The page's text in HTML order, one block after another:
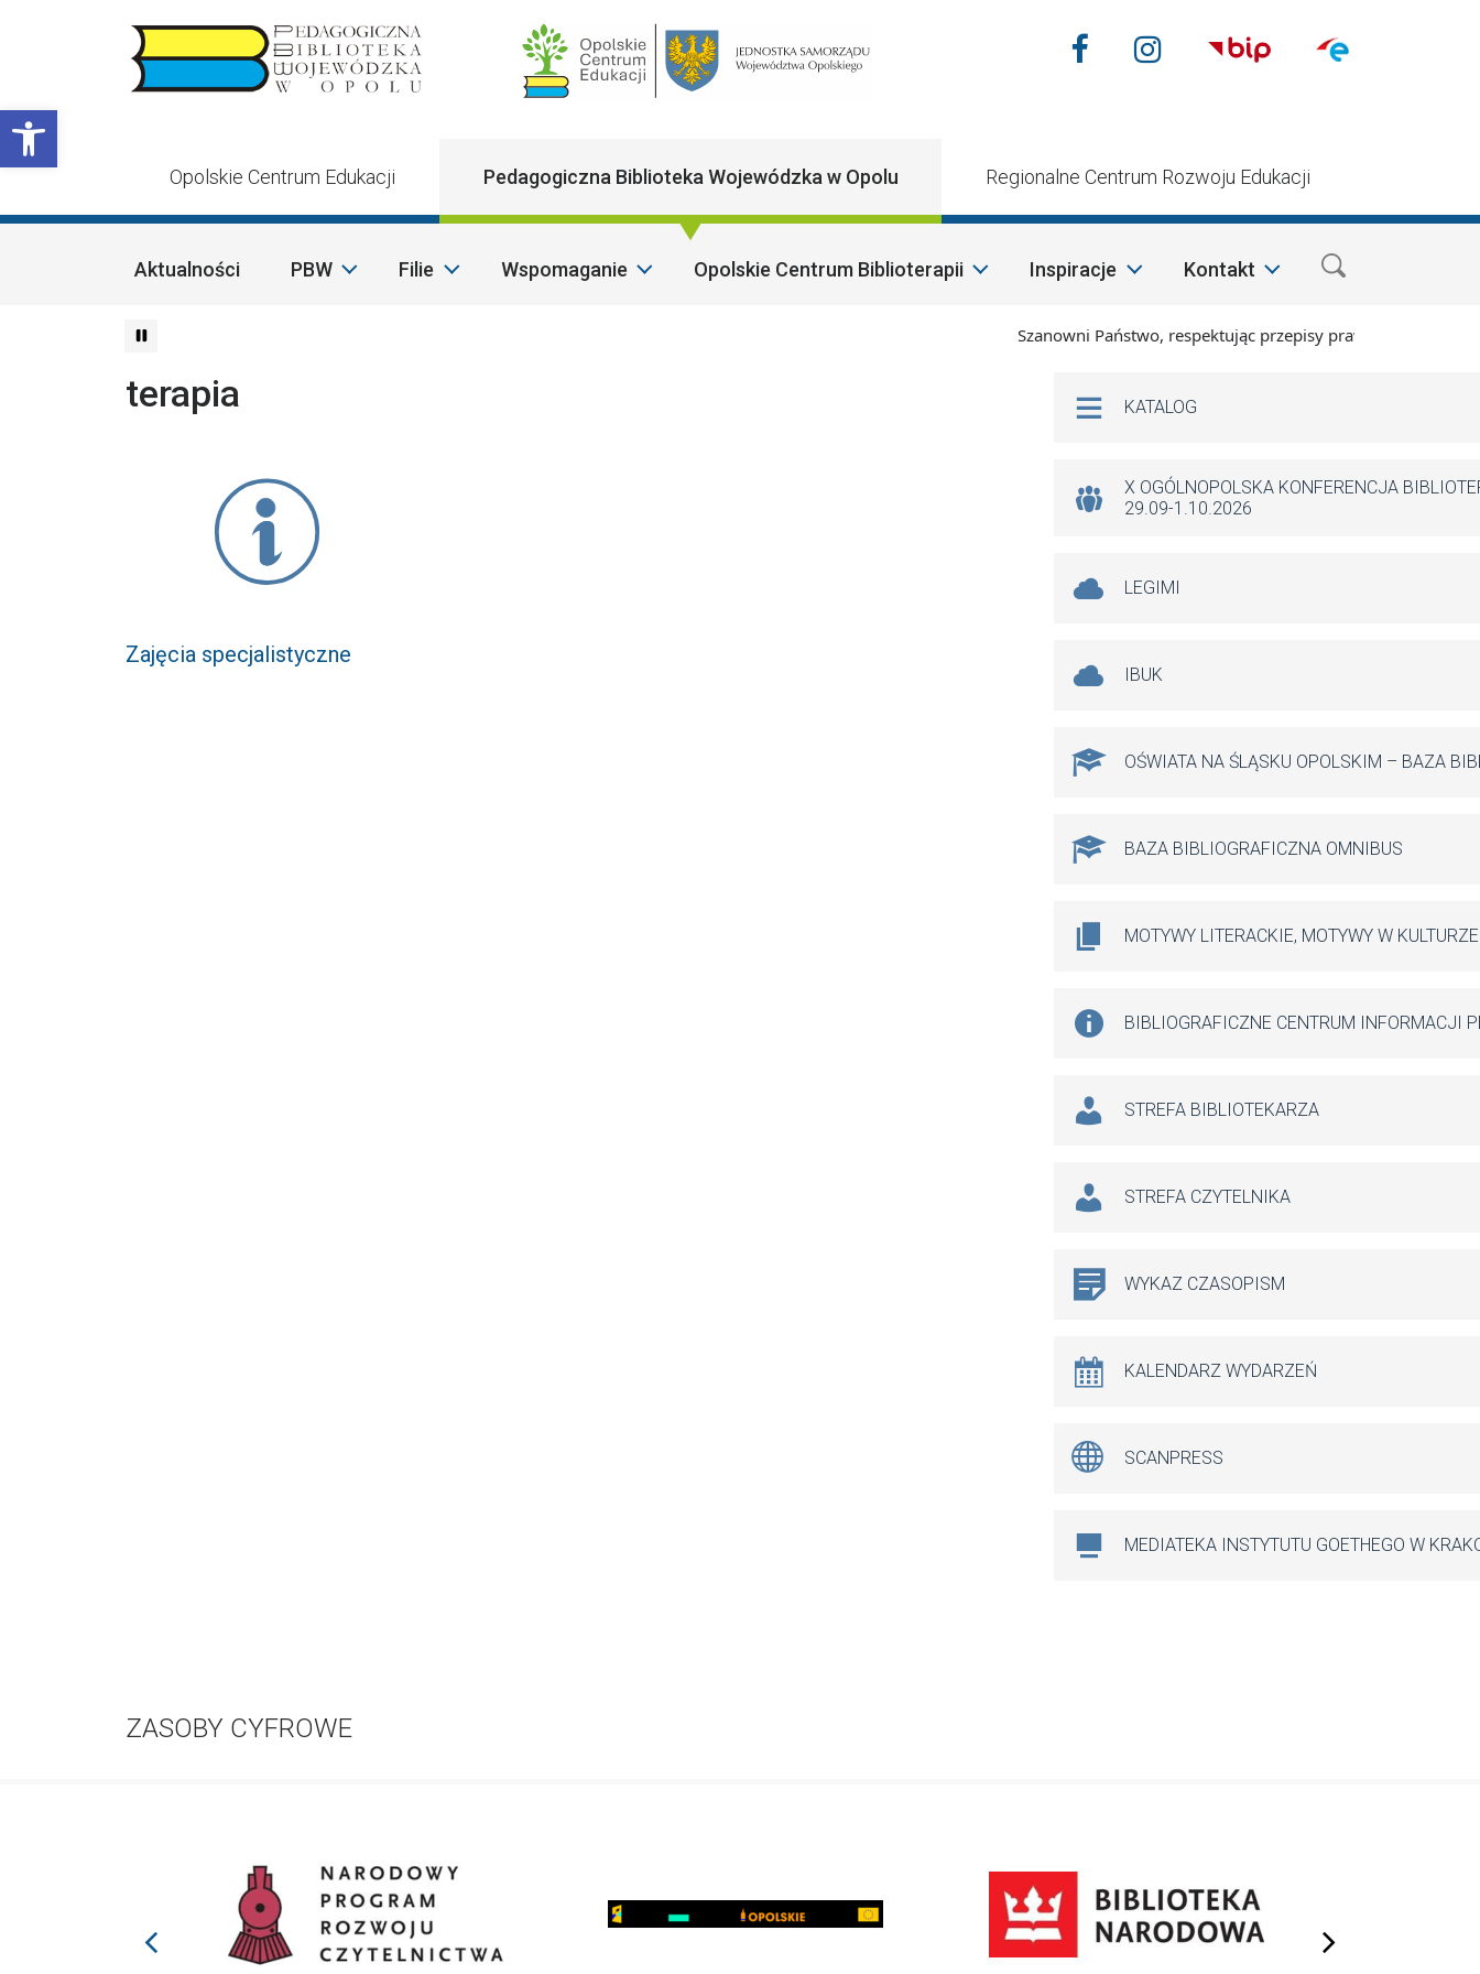
Otwórz pasek narzędzi
Main Navigation
Nasze media
FacebookInstagram
Opolskie Centrum Edukacji Pedagogiczna Biblioteka Wojewódzka w Opolu Regionalne Centrum Rozwoju Edukacji
Aktualności PBW Filie Wspomaganie Opolskie Centrum Biblioterapii Inspiracje Kontakt
Szanowni Państwo, respektując przepisy prawa i mając na
terapia
Zajęcia specjalistyczne
Na skróty
KATALOG
X OGÓLNOPOLSKA KONFERENCJA
29.09-1.10.2026
LEGIMI
IBUK
OŚWIATA NA ŚLĄSKU OPOLSKIM – BAZA
BAZA BIBLIOGRAFICZNA OMNIBUS
MOTYWY LITERACKIE, MOTYWY W KULTURZE
BIBLIOGRAFICZNE CENTRUM INFORMACJI
STREFA BIBLIOTEKARZA
STREFA CZYTELNIKA
WYKAZ CZASOPISM
KALENDARZ WYDARZEŃ
SCANPRESS
MEDIATEKA INSTYTUTU GOETHEGO W
ZASOBY CYFROWE
prev next